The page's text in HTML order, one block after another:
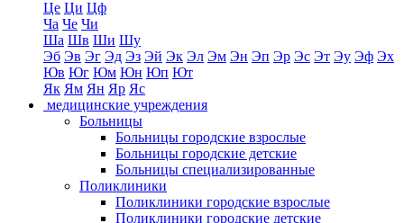
Це Ци Цф
Ча Че Чи
Ша Шв Ши Шу
Эб Эв Эг Эд Эз Эй Эк Эл Эм Эн Эп Эр Эс Эт Эу Эф Эх
Юв Юг Юм Юн Юп Ют
Як Ям Ян Яр Яс
медицинские учреждения
Больницы
Больницы городские взрослые
Больницы городские детские
Больницы специализированные
Поликлиники
Поликлиники городские взрослые
Поликлиники городские детские